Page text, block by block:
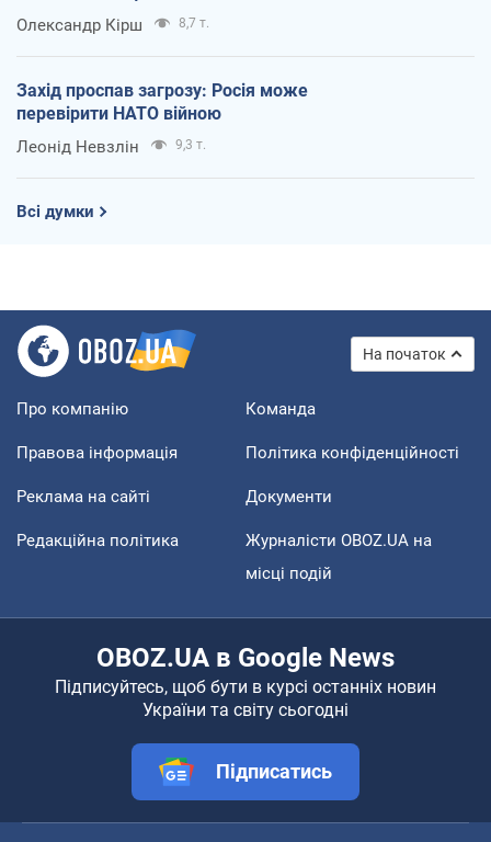
Олександр Кірш 8,7 т.
Захід проспав загрозу: Росія може
перевірити НАТО війною
Леонід Невзлін 9,3 т.
Всі думки
На початок
Про компанію Команда
Правова інформація Політика конфіденційності
Реклама на сайті Документи
Редакційна політика
Журналісти OBOZ.UA на
місці подій
OBOZ.UA в Google News
Підписуйтесь, щоб бути в курсі останніх новин
України та світу сьогодні
Підписатись